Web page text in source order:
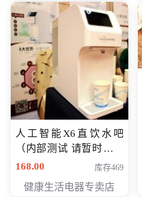
人工智能X6直饮水吧
（内部测试 请暂时不要
购买）
168.00 库存469
健康生活电器专卖店